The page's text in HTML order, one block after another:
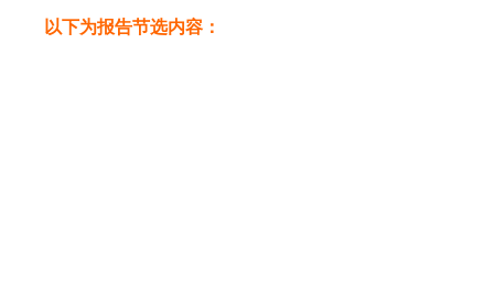
以下为报告节选内容：